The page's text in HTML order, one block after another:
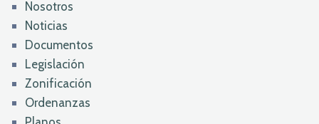
Nosotros
Noticias
Documentos
Legislación
Zonificación
Ordenanzas